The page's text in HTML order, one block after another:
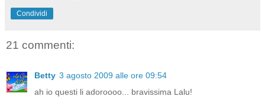
Condividi
21 commenti:
Betty 3 agosto 2009 alle ore 09:54
ah io questi li adoroooo... bravissima Lalu!